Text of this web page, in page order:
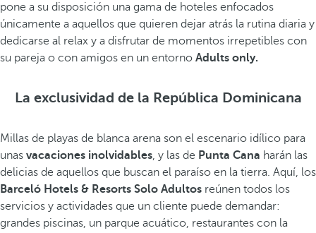
pone a su disposición una gama de hoteles enfocados
únicamente a aquellos que quieren dejar atrás la rutina diaria y
dedicarse al relax y a disfrutar de momentos irrepetibles con
su pareja o con amigos en un entorno Adults only.
La exclusividad de la República Dominicana
Millas de playas de blanca arena son el escenario idílico para
unas vacaciones inolvidables, y las de Punta Cana harán las
delicias de aquellos que buscan el paraíso en la tierra. Aquí, los
Barceló Hotels & Resorts Solo Adultos reúnen todos los
servicios y actividades que un cliente puede demandar:
grandes piscinas, un parque acuático, restaurantes con la